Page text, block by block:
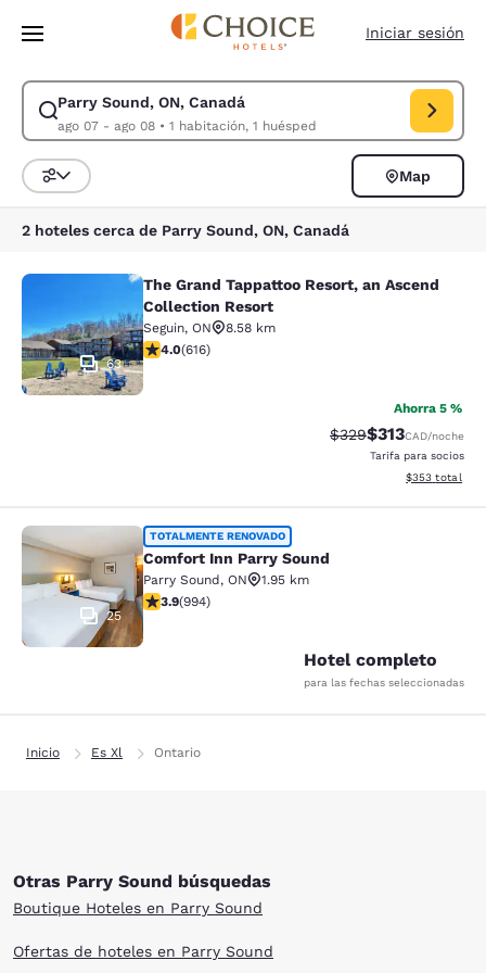
Pasar A Contenido Principal
Iniciar sesión
Parry Sound, ON, Canadá
ago 07 - ago 08• 1 habitación, 1 huésped
Modificar la búsqueda de Parry Sound, ON, Canadá. Fecha de check-
Ordenar y filtrar
Map
2 hoteles cerca de Parry Sound, ON, Canadá
The Grand Tappattoo Resort, an
63
The Grand Tappattoo Resort, an Ascend
Collection Resort
Seguin, ON
8.58 km
calificación de 4 estrellas. Muy bueno. 616 reseñas
4.0(616)
Ahorra 5 %
Precio tachado:
$329Precio con
$313CAD/noche
Tarifa para socios
Ver detalles
$353 total
Comfort Inn Parry Sound
25
TOTALMENTE RENOVADO
Comfort Inn Parry Sound
Parry Sound, ON
1.95 km
calificación de 3.92 estrellas. Bueno. 994 reseñas
3.9(994)
Hotel completo
para las fechas seleccionadas
Inicio Es Xl Ontario
Otras Parry Sound búsquedas
Boutique Hoteles en Parry Sound
Ofertas de hoteles en Parry Sound